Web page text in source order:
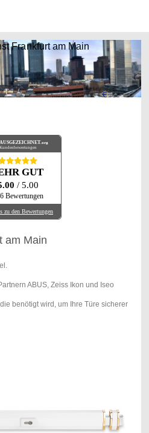
Frankfurt am Main
AUSGEZEICHNET.org
Kundenbewertungen
GUT
/ 5.00
Bewertungen
zu den Bewertungen
am Main
ABUS, Zeiss Ikon und Iseo
benötigt wird, um Ihre Türe sicherer